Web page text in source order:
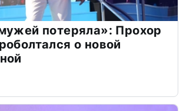
потеряла»: Прохор
о новой